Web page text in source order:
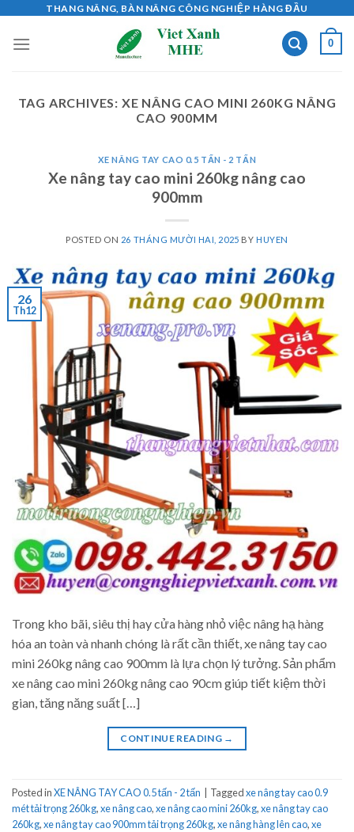
content
THANG NÂNG, BÀN NÂNG CÔNG NGHIỆP HÀNG ĐẦU
0
TAG ARCHIVES: XE NÂNG CAO MINI 260KG NÂNG
CAO 900MM
XE NÂNG TAY CAO 0.5 TẤN - 2 TẤN
Xe nâng tay cao mini 260kg nâng cao
900mm
POSTED ON 26 THÁNG MƯỜI HAI, 2025 BY HUYEN
26
Th12
Trong kho bãi, siêu thị hay cửa hàng nhỏ việc nâng hạ hàng
hóa an toàn và nhanh chóng là rất cần thiết, xe nâng tay cao
mini 260kg nâng cao 900mm là lựa chọn lý tưởng. Sản phẩm
xe nâng cao mini 260kg nâng cao 90cm giúp tiết kiệm thời
gian, tăng năng suất […]
CONTINUE READING →
Posted inXE NÂNG TAY CAO 0.5 tấn - 2 tấn Taggedxe nâng tay cao 0.9
mét tải trọng 260kg,xe nâng cao,xe nâng cao mini 260kg,xe nâng tay cao
260kg,xe nâng tay cao 900mm tải trọng 260kg,xe nâng hàng lên cao,xe